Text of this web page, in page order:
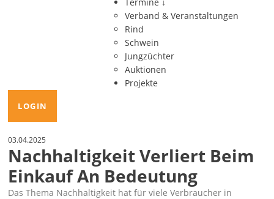
Verband & Veranstaltungen
Rind
Schwein
Jungzüchter
Auktionen
Projekte
LOGIN
03.04.2025
Nachhaltigkeit Verliert Beim
Einkauf An Bedeutung
Das Thema Nachhaltigkeit hat für viele Verbraucher in